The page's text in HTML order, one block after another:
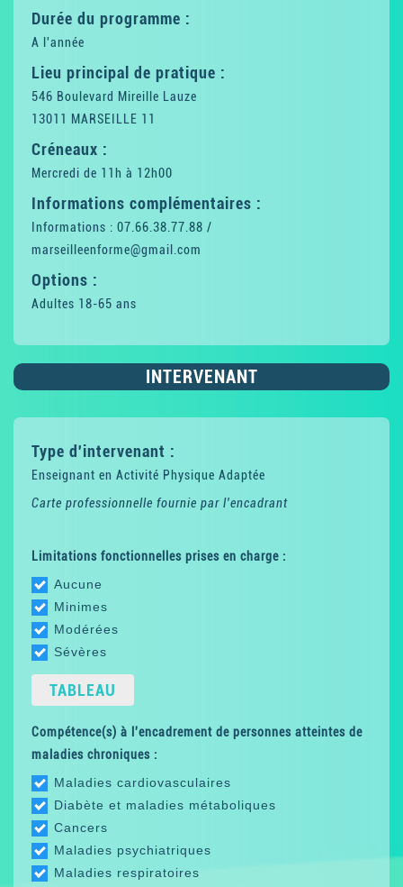
Durée du programme :
A l'année
Lieu principal de pratique :
546 Boulevard Mireille Lauze
13011 MARSEILLE 11
Créneaux :
Mercredi de 11h à 12h00
Informations complémentaires :
Informations : 07.66.38.77.88 /
marseilleenforme@gmail.com
Options :
Adultes 18-65 ans
INTERVENANT
Type d'intervenant :
Enseignant en Activité Physique Adaptée
Carte professionnelle fournie par l'encadrant
Limitations fonctionnelles prises en charge :
Aucune
Minimes
Modérées
Sévères
TABLEAU
Compétence(s) à l'encadrement de personnes atteintes de
maladies chroniques :
Maladies cardiovasculaires
Diabète et maladies métaboliques
Cancers
Maladies psychiatriques
Maladies respiratoires